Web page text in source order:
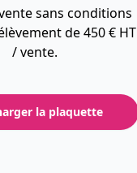
sans conditions
de 450 € HT
/ vente.
la plaquette